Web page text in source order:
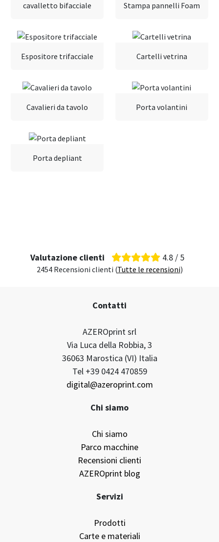
cavalletto bifacciale Stampa pannelli Foam
Espositore trifacciale Cartelli vetrina
Cavalieri da tavolo Porta volantini
Porta depliant
Valutazione clienti 4.8 / 5
2454 Recensioni clienti (Tutte le recensioni)
Contatti
AZEROprint srl
Via Luca della Robbia, 3
36063 Marostica (VI) Italia
Tel +39 0424 470859
digital@azeroprint.com
Chi siamo
Chi siamo
Parco macchine
Recensioni clienti
AZEROprint blog
Servizi
Prodotti
Carte e materiali